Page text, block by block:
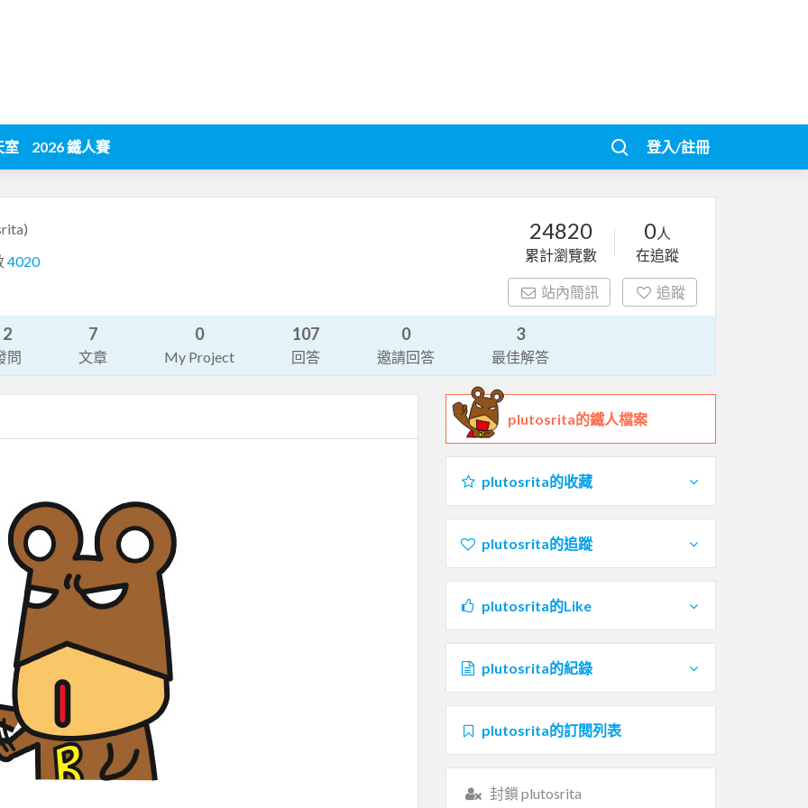
室 2026 鐵人賽 登入/註冊
4020
24820
累計瀏覽數
0人
在追蹤
站內簡訊 追蹤
2
問
7
文章
0
My Project
107
回答
0
邀請回答
3
最佳解答
plutosrita的鐵人檔案
plutosrita的收藏
plutosrita的追蹤
plutosrita的Like
plutosrita的紀錄
plutosrita的訂閱列表
封鎖 plutosrita